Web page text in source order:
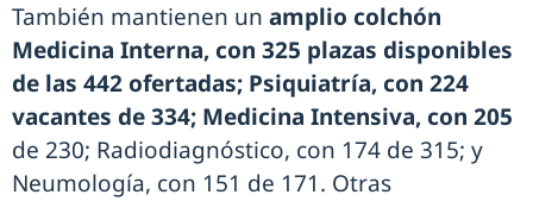
También mantienen un amplio colchón
Medicina Interna, con 325 plazas disponibles
de las 442 ofertadas; Psiquiatría, con 224
vacantes de 334; Medicina Intensiva, con 205
de 230; Radiodiagnóstico, con 174 de 315; y
Neumología, con 151 de 171. Otras